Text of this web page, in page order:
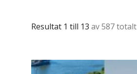
Resultat 1 till 13 av 587 totalt